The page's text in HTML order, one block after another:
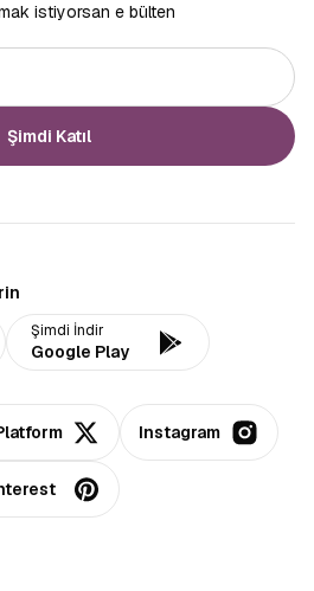
istiyorsan e bülten
Şimdi Katıl
Şimdi İndir
Google Play
Instagram